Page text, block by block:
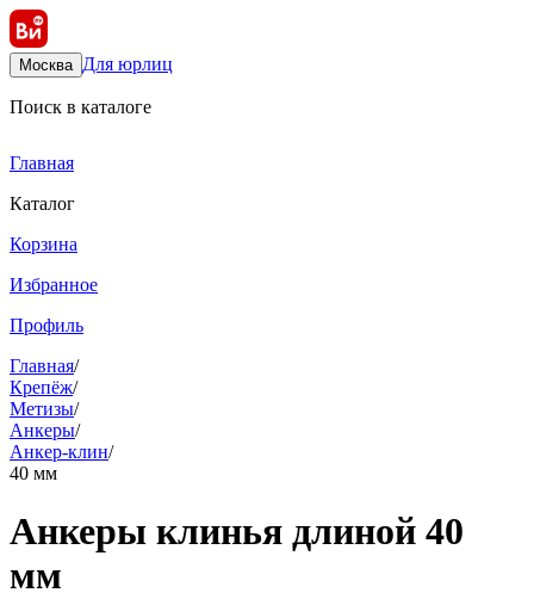
Москва Для юрлиц
Поиск в каталоге
Главная
Каталог
Корзина
Избранное
Профиль
Главная/
Крепёж/
Метизы/
Анкеры/
Анкер-клин/
40 мм
Анкеры клинья длиной 40
мм